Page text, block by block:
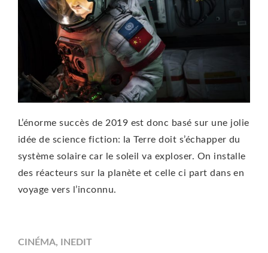
L’énorme succès de 2019 est donc basé sur une jolie
idée de science fiction: la Terre doit s’échapper du
système solaire car le soleil va exploser. On installe
des réacteurs sur la planète et celle ci part dans en
voyage vers l’inconnu.
CINÉMA, INEDIT